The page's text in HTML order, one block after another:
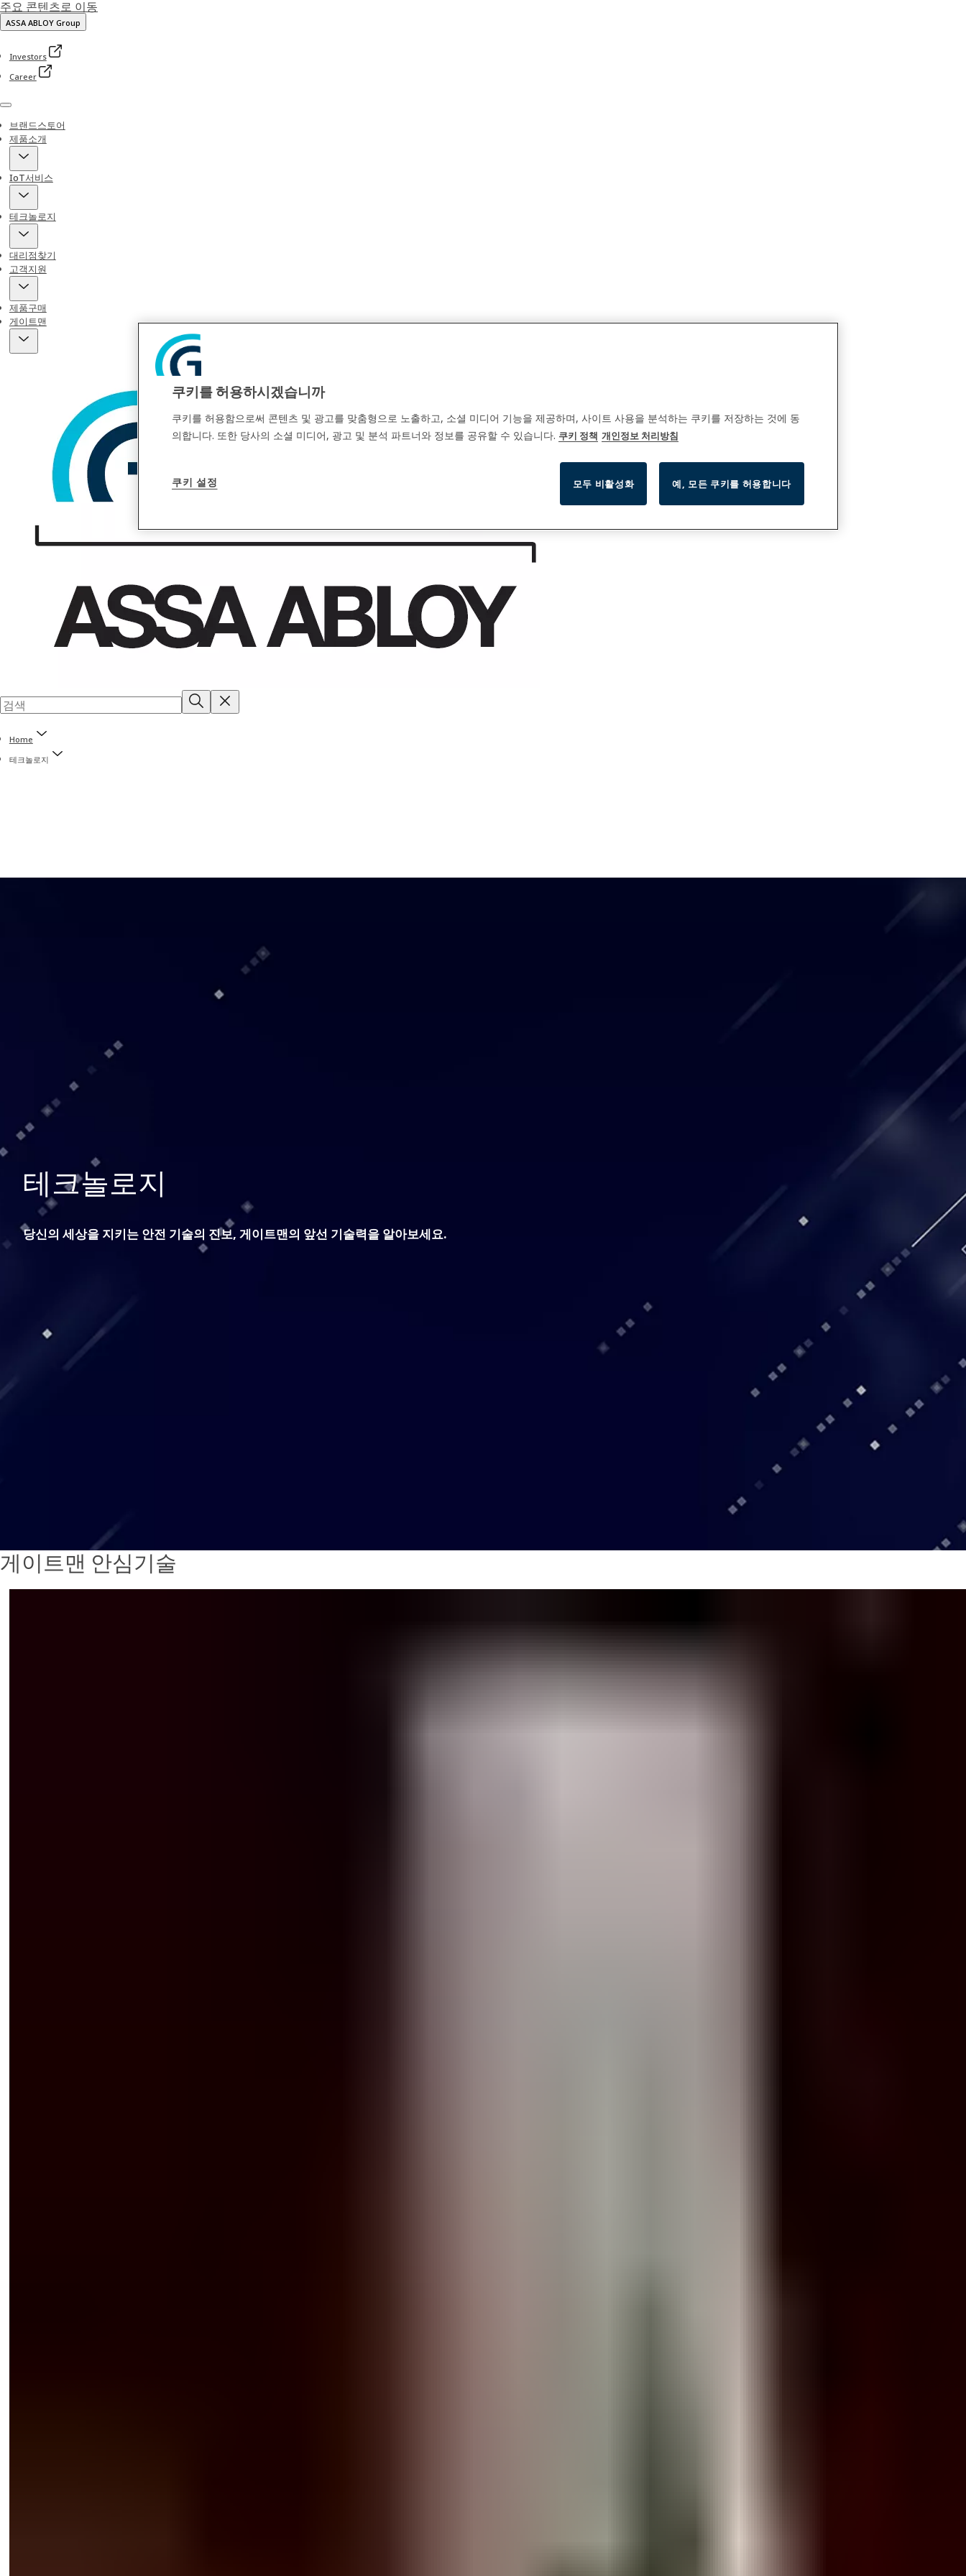
주요 콘텐츠로 이동
ASSA ABLOY Group
Investors
Career
Menu
브랜드스토어
제품소개
IoT서비스
테크놀로지
대리점찾기
고객지원
제품구매
게이트맨
Home
테크놀로지
테크놀로지
당신의 세상을 지키는 안전 기술의 진보, 게이트맨의 앞선 기술력을 알아보세요.
게이트맨 안심기술
쿠키를 허용하시겠습니까
쿠키를 허용함으로써 콘텐츠 및 광고를 맞춤형으로 노출하고, 소셜 미디어 기능을 제공하며, 사이트 사용을 분석하는 쿠키를 저장하는 것에 동
의합니다. 또한 당사의 소셜 미디어, 광고 및 분석 파트너와 정보를 공유할 수 있습니다. 쿠키 정책 개인정보 처리방침
쿠키 설정 모두 비활성화 예, 모든 쿠키를 허용합니다